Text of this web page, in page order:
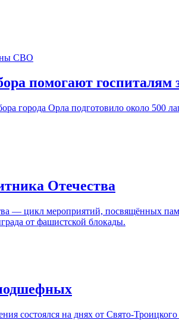
помогают
города Орла подготовило около 500
Отечества
— цикл мероприятий, посвящённых
от фашистской блокады.
состоялся на днях от Свято-Троицкого